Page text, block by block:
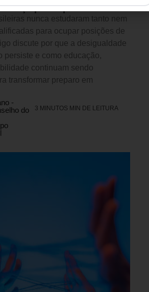
passa pelas mulheres
nunca estudaram tanto nem
para ocupar posições de
discute por que a desigualdade
persiste e como educação,
continuam sendo
transformar preparo em
-
do
3 MINUTOS MIN DE LEITURA